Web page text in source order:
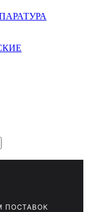
ПОСТАВОК